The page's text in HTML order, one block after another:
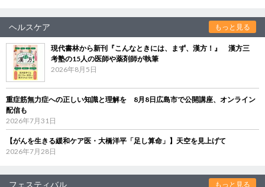
ヘルスケア もっと見る
現代書林から新刊『こんなときには、まず、漢方！』 漢方三
考塾の15人の医師や薬剤師が執筆
2026年8月5日
重症筋無力症への正しい知識と理解を 8月8日広島市で公開講座、オンライン
配信も
2026年7月31日
【がんを生きる緩和ケア医・大橋洋平「足し算命」】天空を見上げて
2026年7月28日
フェスティバル もっと見る